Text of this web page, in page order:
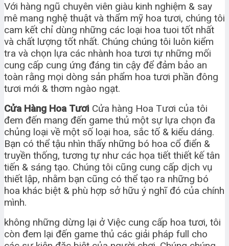
Với hàng ngũ chuyên viên giàu kinh nghiệm & say
mê mang nghệ thuật và thẩm mỹ hoa tươi, chúng tôi
cam kết chỉ dùng những các loại hoa tuoi tốt nhất
và chất lượng tốt nhất. Chúng chúng tôi luôn kiểm
tra và chọn lựa các nhành hoa tươi tự những mối
cung cấp cung ứng đáng tin cậy để đảm bảo an
toàn rằng mọi dòng sản phẩm hoa tươi phần đông
tươi mới & thơm ngào ngạt.
Cửa Hàng Hoa Tươi Cửa hàng Hoa Tươi của tôi
đem đến mang đến game thủ một sự lựa chọn đa
chủng loại về một số loại hoa, sắc tố & kiểu dáng.
Bạn có thể tậu nhìn thấy những bó hoa cổ điển &
truyền thống, tương tự như các họa tiết thiết kế tân
tiến & sáng tạo. Chúng tôi cũng cung cấp dịch vụ
thiết lập, nhằm bạn cũng có thể tạo ra những bó
hoa khác biệt & phù hợp sở hữu ý nghĩ đó của chính
mình.
không những dừng lại ở Việc cung cấp hoa tươi, tôi
còn đem lại đến game thủ các giải pháp full cho